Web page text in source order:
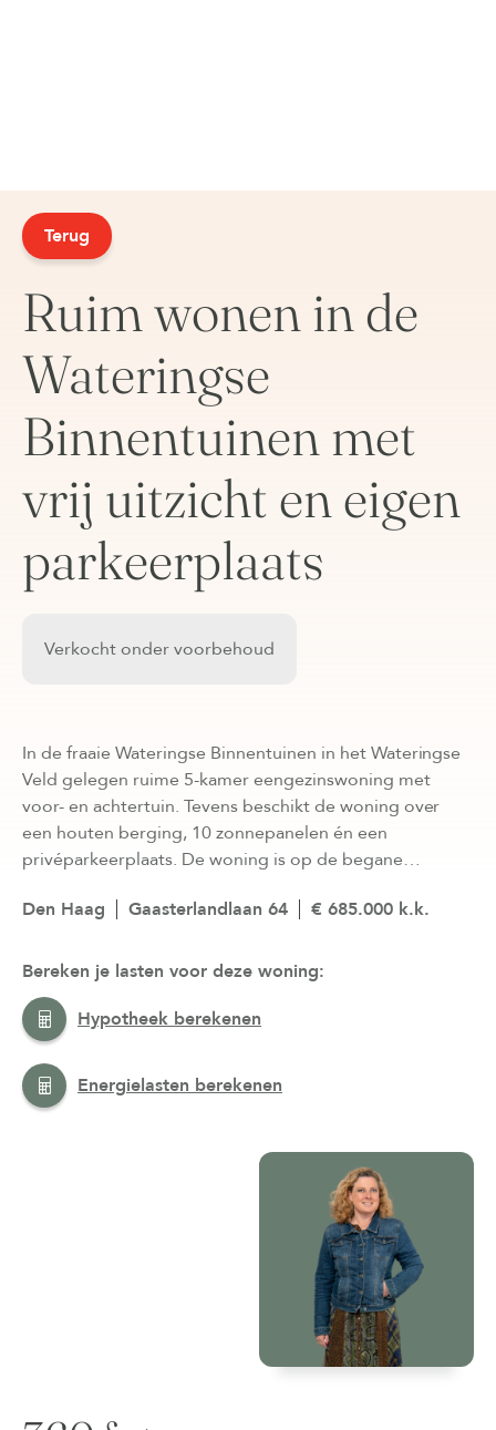
Terug
Ruim wonen in de
Wateringse
Binnentuinen met
vrij uitzicht en eigen
parkeerplaats
Verkocht onder voorbehoud
In de fraaie Wateringse Binnentuinen in het Wateringse
Veld gelegen ruime 5-kamer eengezinswoning met
voor- en achtertuin. Tevens beschikt de woning over
een houten berging, 10 zonnepanelen én een
privéparkeerplaats. De woning is op de begane…
Den Haag Gaasterlandlaan 64 € 685.000 k.k.
Bereken je lasten voor deze woning:
Hypotheek berekenen
Energielasten berekenen